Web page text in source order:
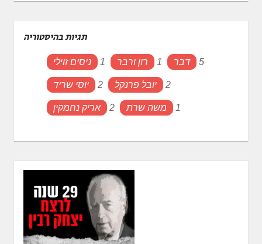
תגיות בהיסטוריה
ניסים זוילי 1 רון ורבר 1 דבר 5
יוסי שריד 2 יובל פרנקל 2
אריק נחמקין 2 משה שרת 1